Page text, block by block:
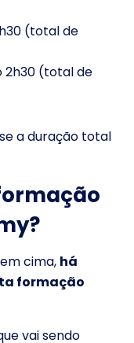
(total de
2h30 (total de
a duração total
cima, há
formação
vai sendo